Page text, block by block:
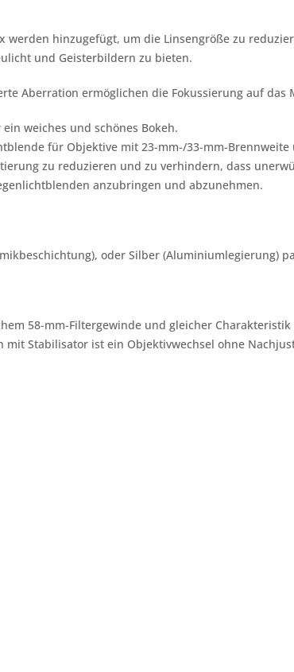
werden hinzugefügt, um die Linsengröße zu
und Geisterbildern zu bieten.
Aberration ermöglichen die Fokussierung auf das
weiches und schönes Bokeh.
für Objektive mit 23-mm-/33-mm-
zu reduzieren und zu verhindern, dass
anzubringen und abzunehmen.
oder Silber (Aluminiumlegierung)
58-mm-Filtergewinde und gleicher
Stabilisator ist ein Objektivwechsel ohne